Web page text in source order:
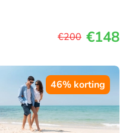
€200 €148
46% korting